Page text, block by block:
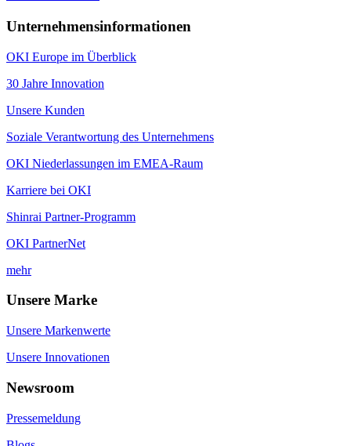
Unternehmensinformationen
OKI Europe im Überblick
30 Jahre Innovation
Unsere Kunden
Soziale Verantwortung des Unternehmens
OKI Niederlassungen im EMEA-Raum
Karriere bei OKI
Shinrai Partner-Programm
OKI PartnerNet
mehr
Unsere Marke
Unsere Markenwerte
Unsere Innovationen
Newsroom
Pressemeldung